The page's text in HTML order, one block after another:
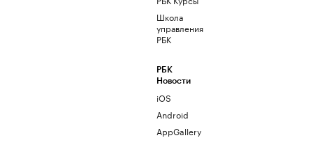
Школа
управления
РБК
РБК
Новости
iOS
Android
AppGallery